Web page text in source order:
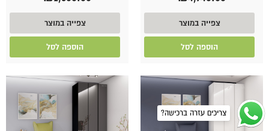
צפייה במוצר
הוספה לסל
צפייה במוצר
הוספה לסל
צריכים עזרה ברכישה?